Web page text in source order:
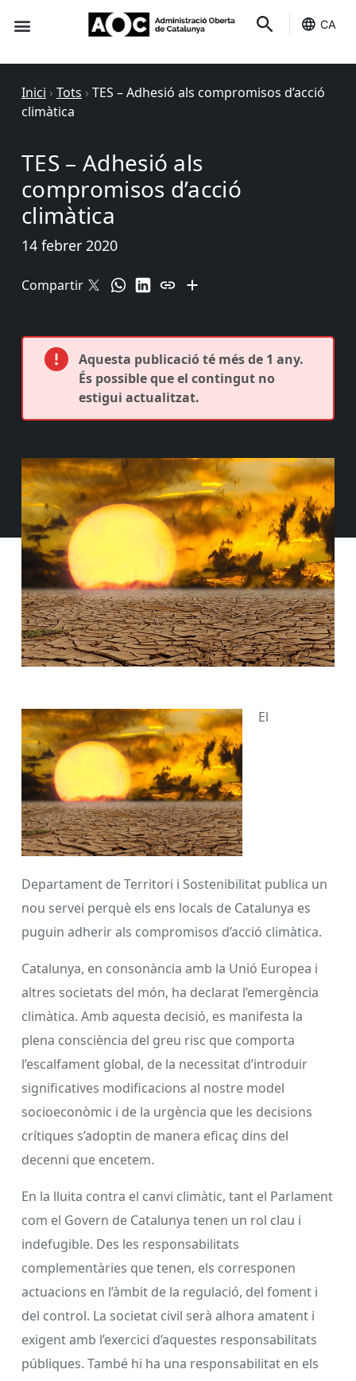
CA
Inici › Tots › TES – Adhesió als compromisos d’acció
climàtica
TES – Adhesió als
compromisos d’acció
climàtica
14 febrer 2020
Compartir
Aquesta publicació té més de 1 any.
És possible que el contingut no
estigui actualitzat.
El
Departament de Territori i Sostenibilitat publica un
nou servei perquè els ens locals de Catalunya es
puguin adherir als compromisos d’acció climàtica.
Catalunya, en consonància amb la Unió Europea i
altres societats del món, ha declarat l’emergència
climàtica. Amb aquesta decisió, es manifesta la
plena consciència del greu risc que comporta
l’escalfament global, de la necessitat d’introduir
significatives modificacions al nostre model
socioeconòmic i de la urgència que les decisions
crítiques s’adoptin de manera eficaç dins del
decenni que encetem.
En la lluita contra el canvi climàtic, tant el Parlament
com el Govern de Catalunya tenen un rol clau i
indefugible. Des les responsabilitats
complementàries que tenen, els corresponen
actuacions en l’àmbit de la regulació, del foment i
del control. La societat civil serà alhora amatent i
exigent amb l’exercici d’aquestes responsabilitats
públiques. També hi ha una responsabilitat en els